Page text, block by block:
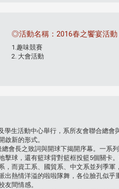
◎活動名稱：2016春之饗宴活動
1.趣味競賽
2. 大會活動
學生活動中心舉行，系所友會聯合總
啟新的形式。
會長之致詞與開球下揭開序幕。一系
球，還有籃球背對籃框投籃5個關卡
而資工系、國貿系、中文系並列季
出熱情洋溢的啦啦隊舞，各位臉孔似
友間情感。